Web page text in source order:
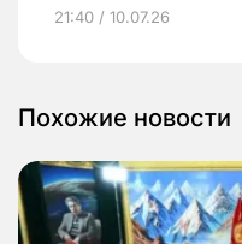
21:40 / 10.07.26
Похожие новости